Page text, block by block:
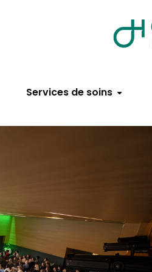
Services de soins